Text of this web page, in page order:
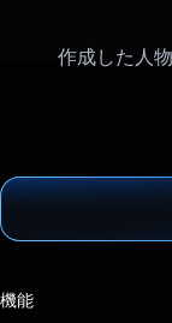
作成した人
機能